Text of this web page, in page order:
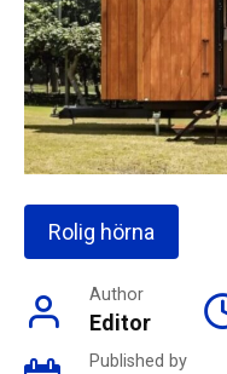
Rolig hörna
Author
Editor
Published by